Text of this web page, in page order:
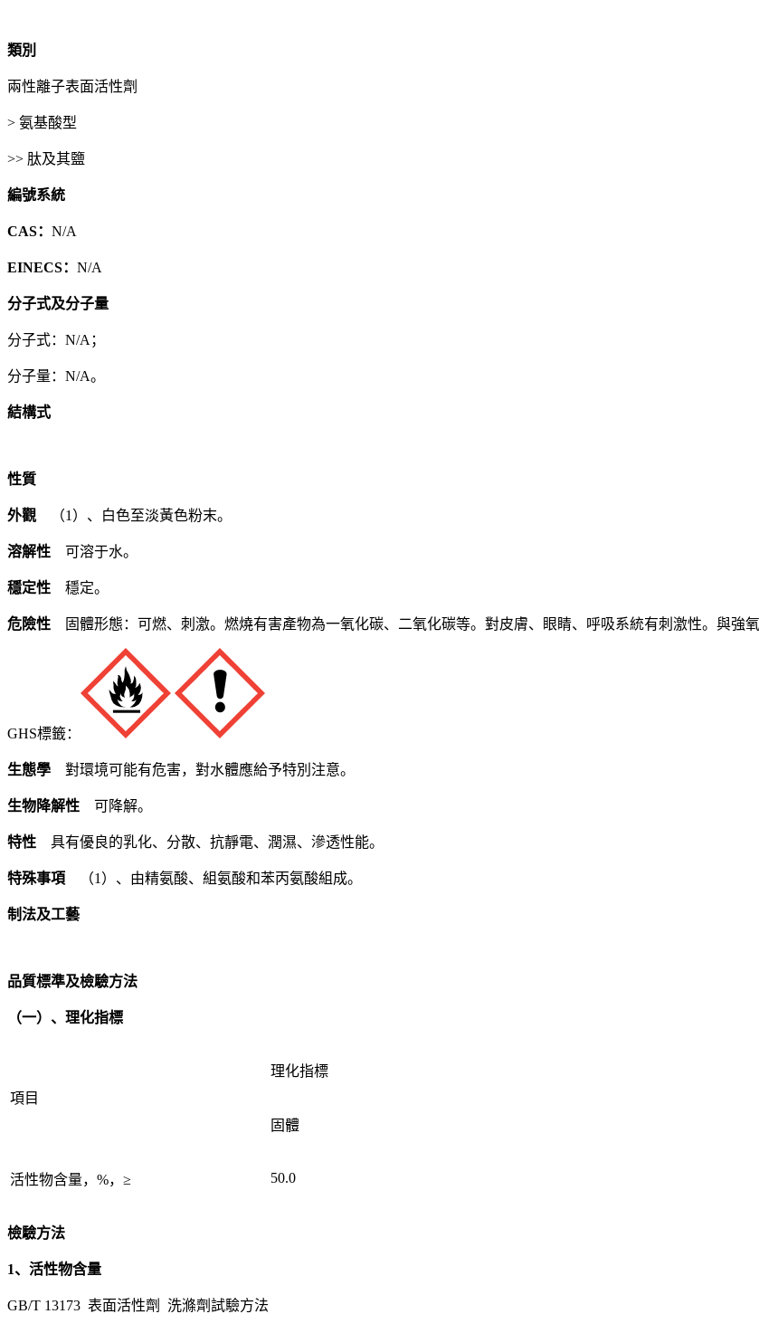
類別
兩性離子表面活性劑
> 氨基酸型
>> 肽及其鹽
編號系統
CAS： N/A
EINECS： N/A
分子式及分子量
分子式：N/A；
分子量：N/A。
結構式
性質
外觀 （1）、白色至淡黃色粉末。
溶解性 可溶于水。
穩定性 穩定。
危險性 固體形態：可燃、刺激。燃燒有害產物為一氧化碳、二氧化碳等。對皮膚、眼睛、呼吸系統有刺激性。與強
GHS標籤：
生態學 對環境可能有危害，對水體應給予特別注意。
生物降解性 可降解。
特性 具有優良的乳化、分散、抗靜電、潤濕、滲透性能。
特殊事項 （1）、由精氨酸、組氨酸和苯丙氨酸組成。
制法及工藝
品質標準及檢驗方法
（一）、理化指標
項目
理化指標
固體
活性物含量，%，≥ 50.0
檢驗方法
1、活性物含量
GB/T 13173 表面活性劑 洗滌劑試驗方法